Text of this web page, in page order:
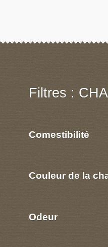
Filtres :
Comestibilité
Couleur de la
Odeur